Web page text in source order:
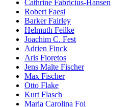
Cathrine Fabricius-Hansen
Robert Faesi
Barker Fairley
Helmuth Feilke
Joachim C. Fest
Adrien Finck
Aris Fioretos
Jens Malte Fischer
Max Fischer
Otto Flake
Kurt Flasch
Maria Carolina Foi